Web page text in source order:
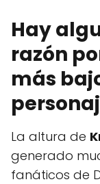
Hay
razón
más
La altura de
generado
fanáticos de